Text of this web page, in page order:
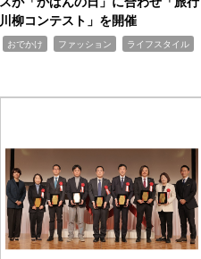
川柳コンテスト」を開催
おでかけ ファッション ライフスタイル